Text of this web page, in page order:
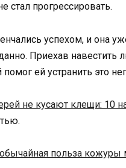
стал прогрессировать.
успехом, и она
Приехав
ей устранить это
не кусают клещи: 10
польза кожуры